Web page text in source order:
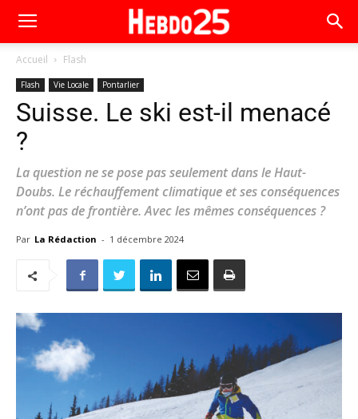
Accueil Flash
Flash Vie Locale Pontarlier
Suisse. Le ski est-il menacé
?
La question ne se pose pas seulement dans le Haut-
Doubs. Le réchauffement climatique et ses conséquences
n’ont pas de frontière. Avec les mêmes conséquences ?
Par La Rédaction - 1 décembre 2024